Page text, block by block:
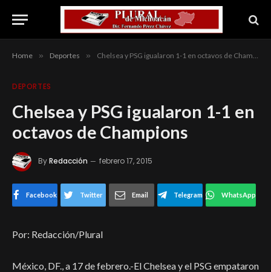
Home » Deportes » Chelsea y PSG igualaron 1-1 en octavos de Champions
DEPORTES
Chelsea y PSG igualaron 1-1 en
octavos de Champions
ByRedacción febrero 17, 2015
Facebook Twitter Email Telegram WhatsApp
Por: Redacción/Plural
México, DF., a 17 de febrero.-El Chelsea y el PSG empataron